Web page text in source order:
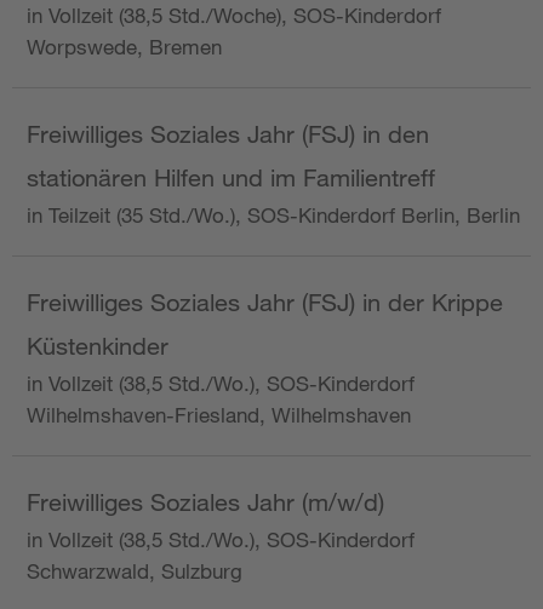
in Vollzeit (38,5 Std./Woche), SOS-Kinderdorf
Worpswede, Bremen
Freiwilliges Soziales Jahr (FSJ) in den
stationären Hilfen und im Familientreff
in Teilzeit (35 Std./Wo.), SOS-Kinderdorf Berlin, Berlin
Freiwilliges Soziales Jahr (FSJ) in der Krippe
Küstenkinder
in Vollzeit (38,5 Std./Wo.), SOS-Kinderdorf
Wilhelmshaven-Friesland, Wilhelmshaven
Freiwilliges Soziales Jahr (m/w/d)
in Vollzeit (38,5 Std./Wo.), SOS-Kinderdorf
Schwarzwald, Sulzburg